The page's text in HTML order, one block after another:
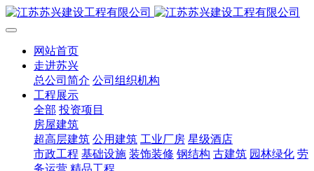
网站首页
走进苏兴
总公司简介 公司组织机构
工程展示
全部 投资项目
房屋建筑
超高层建筑 公用建筑 工业厂房 星级酒店
市政工程 基础设施 装饰装修 钢结构 古建筑 园林绿化 劳
务运营 精品工程